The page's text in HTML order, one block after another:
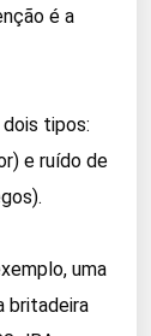
é a
tipos:
e ruído de
uma
britadeira